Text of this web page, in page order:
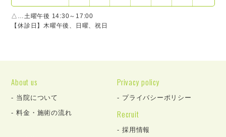
△…土曜午後 14:30～17:00
【休診日】木曜午後、日曜、祝日
About us
当院について
料金・施術の流れ
Privacy policy
プライバシーポリシー
Recruit
採用情報